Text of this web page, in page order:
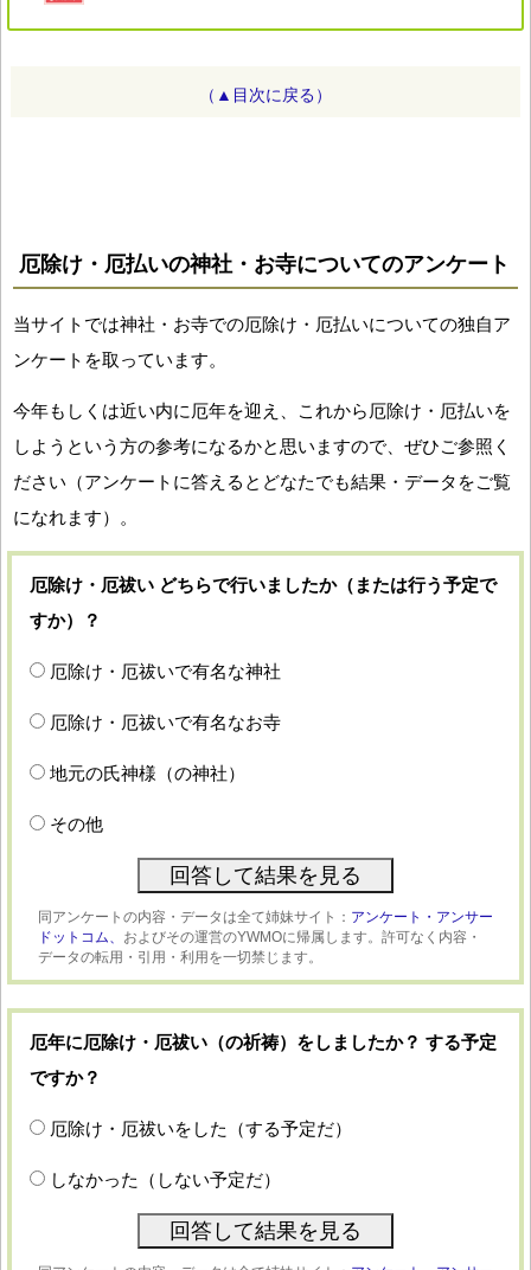
（▲目次に戻る）
厄除け・厄払いの神社・お寺についてのアンケート
当サイトでは神社・お寺での厄除け・厄払いについての独自ア
ンケートを取っています。
今年もしくは近い内に厄年を迎え、これから厄除け・厄払いを
しようという方の参考になるかと思いますので、ぜひご参照く
ださい（アンケートに答えるとどなたでも結果・データをご覧
になれます）。
厄除け・厄祓い どちらで行いましたか（または行う予定で
すか）？
厄除け・厄祓いで有名な神社
厄除け・厄祓いで有名なお寺
地元の氏神様（の神社）
その他
同アンケートの内容・データは全て姉妹サイト： アンケート・アンサー
ドットコム、 およびその運営のYWMOに帰属します。許可なく内容・
データの転用・引用・利用を一切禁じます。
厄年に厄除け・厄祓い（の祈祷）をしましたか？ する予定
ですか？
厄除け・厄祓いをした（する予定だ）
しなかった（しない予定だ）